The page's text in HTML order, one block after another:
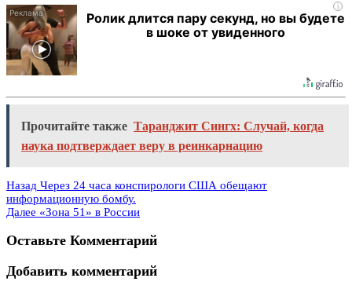
i
Ролик длится пару секунд, но вы будете
в шоке от увиденного
Прочитайте также Таранджит Сингх: Случай, когда
наука подтверждает веру в реинкарнацию
Назад Через 24 часа конспирологи США обещают
информационную бомбу.
Далее «Зона 51» в России
Оставьте Комментарий
Добавить комментарий